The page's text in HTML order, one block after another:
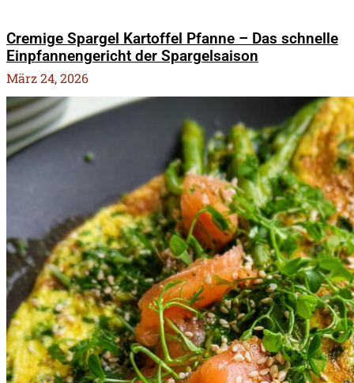
Cremige Spargel Kartoffel Pfanne – Das schnelle
Einpfannengericht der Spargelsaison
März 24, 2026